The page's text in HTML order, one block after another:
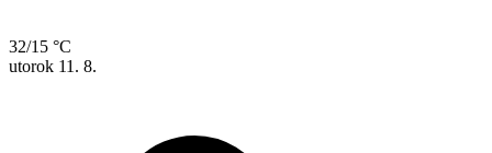
32/15 °C
utorok 11. 8.